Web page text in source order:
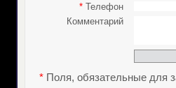
*Телефон
Комментарий
*Поля, обязательные для